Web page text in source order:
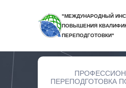
"МЕЖДУНАРОДНЫЙ
ПОВЫШЕНИЯ
ПЕРЕПОДГОТОВКИ"
ПЕРЕПОДГОТОВКА